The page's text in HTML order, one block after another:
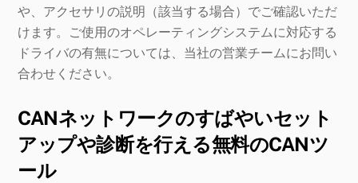
や、アクセサリの説明（該当する場合）でご確認いただ
けます。ご使用のオペレーティングシステムに対応する
ドライバの有無については、当社の営業チームにお問い
合わせください。
CANネットワークのすばやいセット
アップや診断を行える無料のCANツ
ール